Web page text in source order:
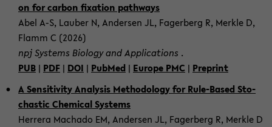
on for car­bon fixa­ti­on pa­thways
Abel A-S, Lau­ber N, An­der­sen JL, Fa­ger­berg R, Merk­le D,
Flamm C (2026)
npj Sys­tems Bio­lo­gy and Ap­p­li­ca­ti­ons .
PUB | PDF | DOI | Pub­Med | Eu­ro­pe PMC | Pre­print
A Sen­si­ti­vi­ty Ana­ly­sis Me­tho­do­lo­gy for Rule-​Based Sto­
chastic Che­mi­cal Sys­tems
Her­re­ra Mach­a­do EM, An­der­sen JL, Fa­ger­berg R, Merk­le D